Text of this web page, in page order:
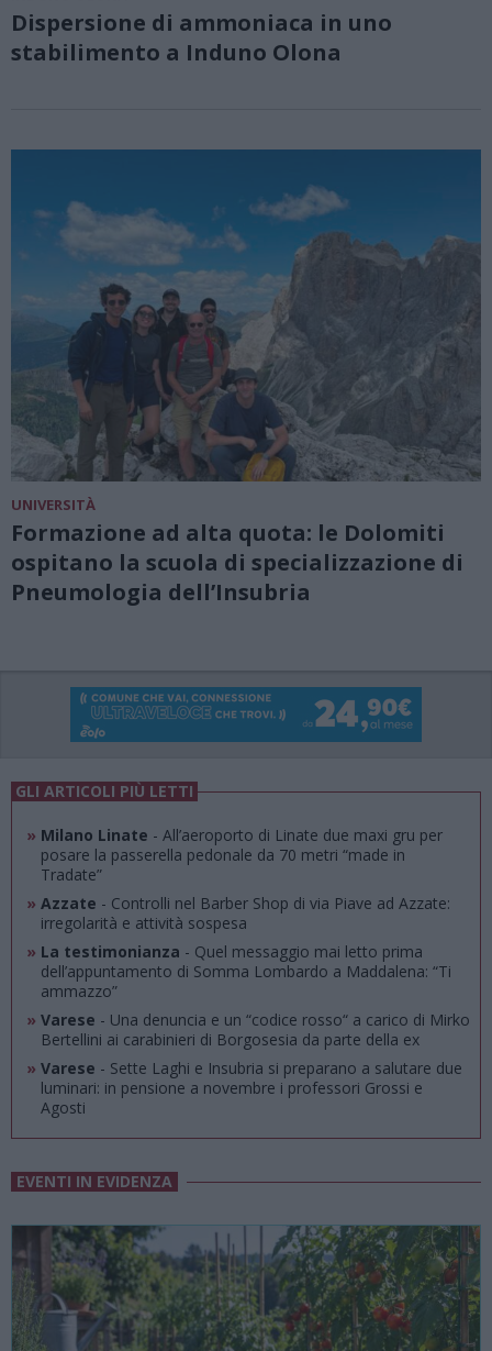
Dispersione di ammoniaca in uno
stabilimento a Induno Olona
UNIVERSITÀ
Formazione ad alta quota: le Dolomiti
ospitano la scuola di specializzazione di
Pneumologia dell’Insubria
GLI ARTICOLI PIÙ LETTI
» Milano Linate - All’aeroporto di Linate due maxi gru per
posare la passerella pedonale da 70 metri “made in
Tradate”
» Azzate - Controlli nel Barber Shop di via Piave ad Azzate:
irregolarità e attività sospesa
» La testimonianza - Quel messaggio mai letto prima
dell’appuntamento di Somma Lombardo a Maddalena: “Ti
ammazzo”
» Varese - Una denuncia e un “codice rosso“ a carico di Mirko
Bertellini ai carabinieri di Borgosesia da parte della ex
» Varese - Sette Laghi e Insubria si preparano a salutare due
luminari: in pensione a novembre i professori Grossi e
Agosti
EVENTI IN EVIDENZA